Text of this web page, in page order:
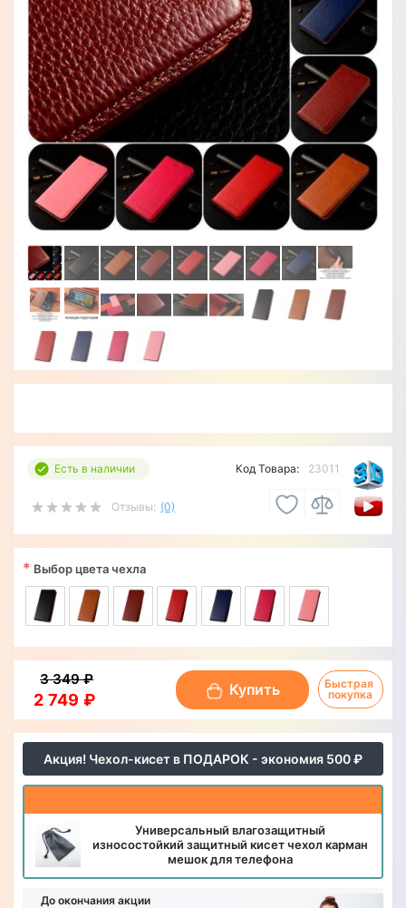
Есть в наличии
Отзывы: (0)
Код Товара: 23011
Акция! Чехол-кисет в ПОДАРОК - экономия 500 ₽
Универсальный влагозащитный
износостойкий защитный кисет чехол карман
мешок для телефона
До окончания акции
* Выбор цвета чехла
2 749 ₽
3 349 ₽
Купить
Быстрая
покупка